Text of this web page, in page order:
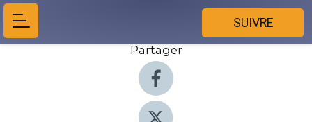
SUIVRE
Partager